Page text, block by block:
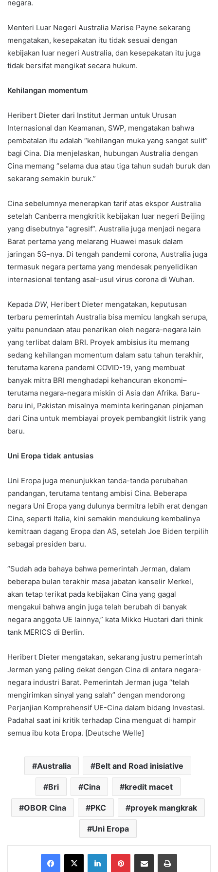
negara.
Menteri Luar Negeri Australia Marise Payne sekarang
mengatakan, kesepakatan itu tidak sesuai dengan
kebijakan luar negeri Australia, dan kesepakatan itu juga
tidak bersifat mengikat secara hukum.
Kehilangan momentum
Heribert Dieter dari Institut Jerman untuk Urusan
Internasional dan Keamanan, SWP, mengatakan bahwa
pembatalan itu adalah “kehilangan muka yang sangat sulit”
bagi Cina. Dia menjelaskan, hubungan Australia dengan
Cina memang “selama dua atau tiga tahun sudah buruk dan
sekarang semakin buruk.”
Cina sebelumnya menerapkan tarif atas ekspor Australia
setelah Canberra mengkritik kebijakan luar negeri Beijing
yang disebutnya “agresif”. Australia juga menjadi negara
Barat pertama yang melarang Huawei masuk dalam
jaringan 5G-nya. Di tengah pandemi corona, Australia juga
termasuk negara pertama yang mendesak penyelidikan
internasional tentang asal-usul virus corona di Wuhan.
Kepada DW, Heribert Dieter mengatakan, keputusan
terbaru pemerintah Australia bisa memicu langkah serupa,
yaitu penundaan atau penarikan oleh negara-negara lain
yang terlibat dalam BRI. Proyek ambisius itu memang
sedang kehilangan momentum dalam satu tahun terakhir,
terutama karena pandemi COVID-19, yang membuat
banyak mitra BRI menghadapi kehancuran ekonomi–
terutama negara-negara miskin di Asia dan Afrika. Baru-
baru ini, Pakistan misalnya meminta keringanan pinjaman
dari Cina untuk membiayai proyek pembangkit listrik yang
baru.
Uni Eropa tidak antusias
Uni Eropa juga menunjukkan tanda-tanda perubahan
pandangan, terutama tentang ambisi Cina. Beberapa
negara Uni Eropa yang dulunya bermitra lebih erat dengan
Cina, seperti Italia, kini semakin mendukung kembalinya
kemitraan dagang Eropa dan AS, setelah Joe Biden terpilih
sebagai presiden baru.
“Sudah ada bahaya bahwa pemerintah Jerman, dalam
beberapa bulan terakhir masa jabatan kanselir Merkel,
akan tetap terikat pada kebijakan Cina yang gagal
mengakui bahwa angin juga telah berubah di banyak
negara anggota UE lainnya,” kata Mikko Huotari dari think
tank MERICS di Berlin.
Heribert Dieter mengatakan, sekarang justru pemerintah
Jerman yang paling dekat dengan Cina di antara negara-
negara industri Barat. Pemerintah Jerman juga “telah
mengirimkan sinyal yang salah” dengan mendorong
Perjanjian Komprehensif UE-Cina dalam bidang Investasi.
Padahal saat ini kritik terhadap Cina menguat di hampir
semua ibu kota Eropa. [Deutsche Welle]
Australia Belt and Road inisiative
Bri Cina kredit macet
OBOR Cina PKC proyek mangkrak
Uni Eropa
Facebook
X LinkedInPinterestShare via Email Print